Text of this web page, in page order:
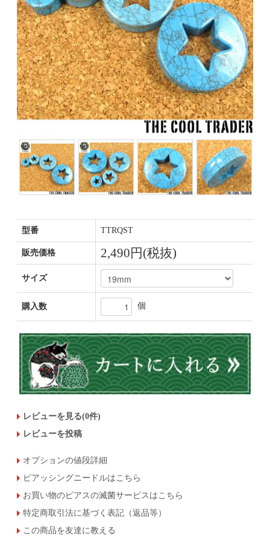
型番 TTRQST
販売価格 2,490円(税抜)
サイズ
購入数 個
レビューを見る(0件)
レビューを投稿
オプションの値段詳細
ピアッシングニードルはこちら
お買い物のピアスの滅菌サービスはこちら
特定商取引法に基づく表記（返品等）
この商品を友達に教える